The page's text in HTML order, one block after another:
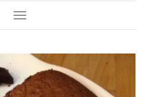
Toggle
Navigation